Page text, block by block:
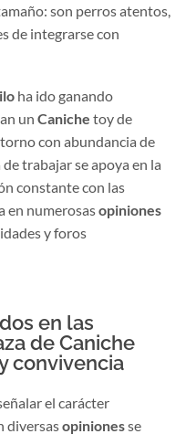
son perros atentos,
de integrarse con
ha ido ganando
un Caniche toy de
con abundancia de
trabajar se apoya en la
constante con las
en numerosas opiniones
y foros
en las
de Caniche
convivencia
el carácter
diversas opinionesse